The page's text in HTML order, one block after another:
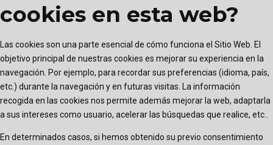
cookies en esta web?
Las cookies son una parte esencial de cómo funciona el Sitio Web. El
objetivo principal de nuestras cookies es mejorar su experiencia en la
navegación. Por ejemplo, para recordar sus preferencias (idioma, país,
etc.) durante la navegación y en futuras visitas. La información
recogida en las cookies nos permite además mejorar la web, adaptarla
a sus intereses como usuario, acelerar las búsquedas que realice, etc..
En determinados casos, si hemos obtenido su previo consentimiento